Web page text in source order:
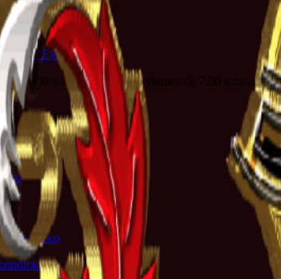
del Ejército
de 8:00 a.m. a 4:00 p.m. y viernes de 7:00 a.m. a
sac@ejercito.mil.co